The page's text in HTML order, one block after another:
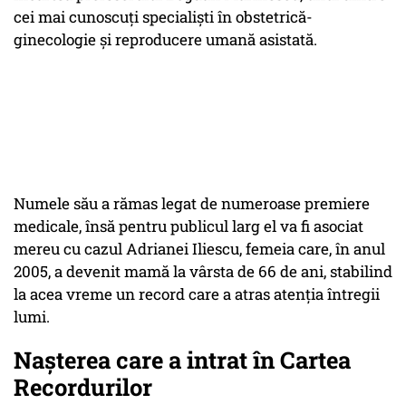
cei mai cunoscuți specialiști în obstetrică-
ginecologie și reproducere umană asistată.
Numele său a rămas legat de numeroase premiere
medicale, însă pentru publicul larg el va fi asociat
mereu cu cazul Adrianei Iliescu, femeia care, în anul
2005, a devenit mamă la vârsta de 66 de ani, stabilind
la acea vreme un record care a atras atenția întregii
lumi.
Nașterea care a intrat în Cartea
Recordurilor